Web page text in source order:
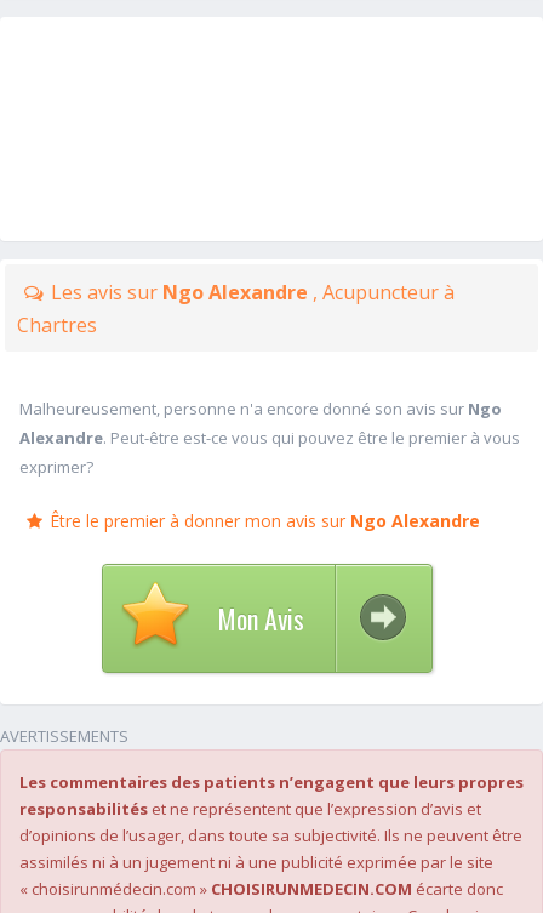
Les avis sur Ngo Alexandre , Acupuncteur à
Chartres
Malheureusement, personne n'a encore donné son avis sur Ngo
Alexandre. Peut-être est-ce vous qui pouvez être le premier à vous
exprimer?
Être le premier à donner mon avis sur Ngo Alexandre
Mon Avis
AVERTISSEMENTS
Les commentaires des patients n’engagent que leurs propres
responsabilités et ne représentent que l’expression d’avis et
d’opinions de l’usager, dans toute sa subjectivité. Ils ne peuvent être
assimilés ni à un jugement ni à une publicité exprimée par le site
« choisirunmédecin.com » CHOISIRUNMEDECIN.COM écarte donc